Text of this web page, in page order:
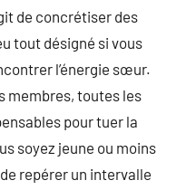
de concrétiser des
tout désigné si vous
l’énergie sœur.
membres, toutes les
pour tuer la
soyez jeune ou moins
repérer un intervalle